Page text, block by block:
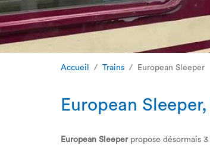
Accueil Trains European Sleeper
European
European Sleeperpropose désormais 3